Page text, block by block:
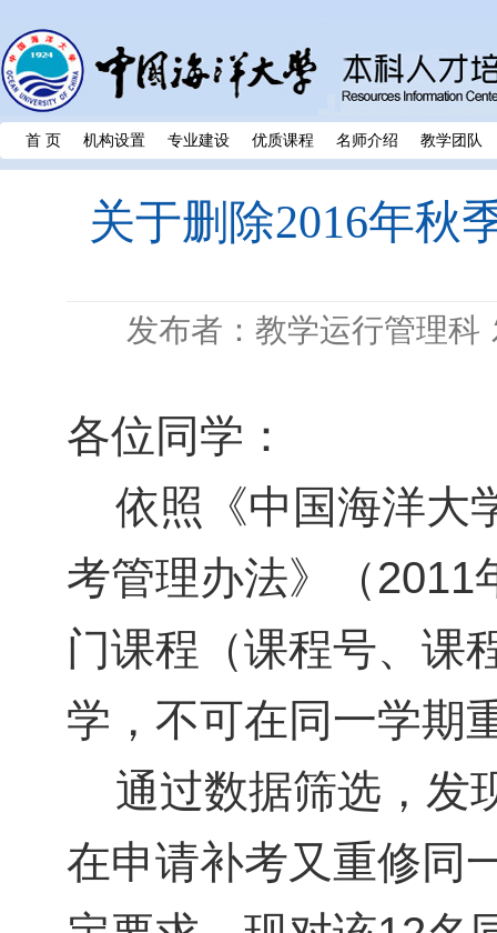
首 页 机构设置 专业建设 优质课程 名师介绍 教学团队
关于删除2016年秋
发布者：教学运行管理科
各位同学：
依照《中国海洋大
考管理办法》（2011
门课程（课程号、课
学，不可在同一学期
通过数据筛选，发
在申请补考又重修同